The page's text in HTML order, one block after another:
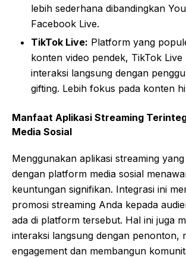
lebih sederhana dibandingkan
Facebook Live.
TikTok Live: Platform yang
konten video pendek, TikTok
interaksi langsung dengan
gifting. Lebih fokus pada konten
Manfaat Aplikasi Streaming
Media Sosial
Menggunakan aplikasi streaming
dengan platform media sosial
keuntungan signifikan. Integrasi ini
promosi streaming Anda kepada
ada di platform tersebut. Hal ini juga
interaksi langsung dengan penonton,
engagement dan membangun